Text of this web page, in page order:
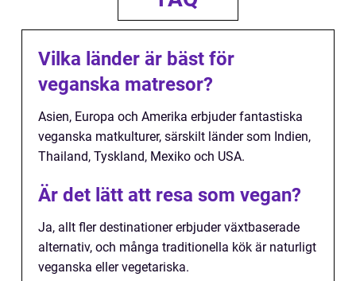
Vilka länder är bäst för
veganska matresor?
Asien, Europa och Amerika erbjuder fantastiska
veganska matkulturer, särskilt länder som Indien,
Thailand, Tyskland, Mexiko och USA.
Är det lätt att resa som vegan?
Ja, allt fler destinationer erbjuder växtbaserade
alternativ, och många traditionella kök är naturligt
veganska eller vegetariska.